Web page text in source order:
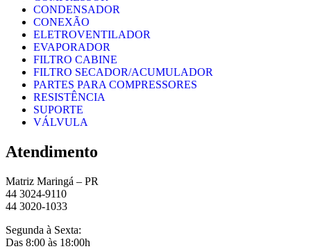
CONDENSADOR
CONEXÃO
ELETROVENTILADOR
EVAPORADOR
FILTRO CABINE
FILTRO SECADOR/ACUMULADOR
PARTES PARA COMPRESSORES
RESISTÊNCIA
SUPORTE
VÁLVULA
Atendimento
Matriz Maringá – PR
44 3024-9110
44 3020-1033
Segunda à Sexta:
Das 8:00 às 18:00h